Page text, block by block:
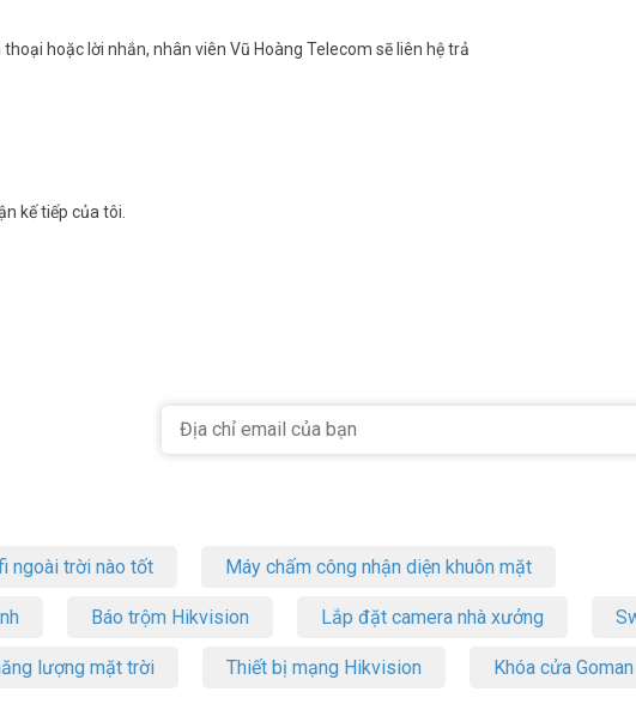
hoặc lời nhắn, nhân viên Vũ Hoàng Telecom sẽ liên hệ trả
kế tiếp của tôi.
ngoài trời nào tốt Máy chấm công nhận diện khuôn mặt
Báo trộm Hikvision Lắp đặt camera nhà xưởng
lượng mặt trời Thiết bị mạng Hikvision Khóa cửa Goman